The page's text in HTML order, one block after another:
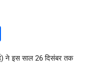
ने इस साल 26 दिसंबर तक